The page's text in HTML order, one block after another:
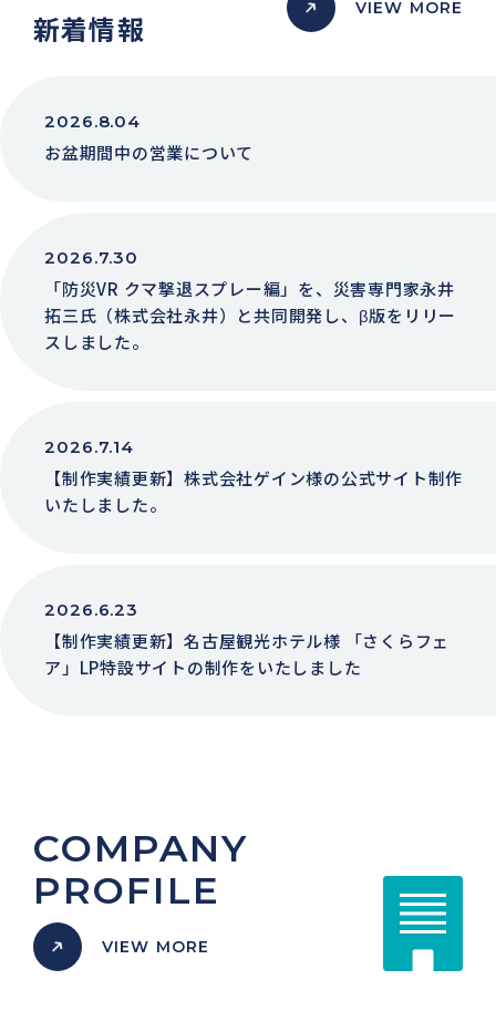
新着情報
VIEW MORE
2026.8.04
お盆期間中の営業について
2026.7.30
「防災VR クマ撃退スプレー編」を、災害専門家永井
拓三氏（株式会社永井）と共同開発し、β版をリリー
スしました。
2026.7.14
【制作実績更新】株式会社ゲイン様の公式サイト制作
いたしました。
2026.6.23
【制作実績更新】名古屋観光ホテル様 「さくらフェ
ア」LP特設サイトの制作をいたしました
COMPANY
PROFILE
VIEW MORE